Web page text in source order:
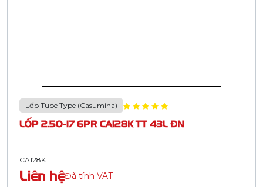
Lốp Tube Type (Casumina)
LỐP 2.50-17 6PR CA128K TT 43L ĐN
CA128K
Liên hệĐã tính VAT